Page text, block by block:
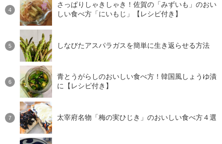
さっぱりしゃきしゃき！佐賀の「みずいも」のおい
しい食べ方「にいもじ」【レシピ付き】
しなびたアスパラガスを簡単に生き返らせる方法
青とうがらしのおいしい食べ方！韓国風しょうゆ漬
に【レシピ付き】
太宰府名物「梅の実ひじき」のおいしい食べ方４選